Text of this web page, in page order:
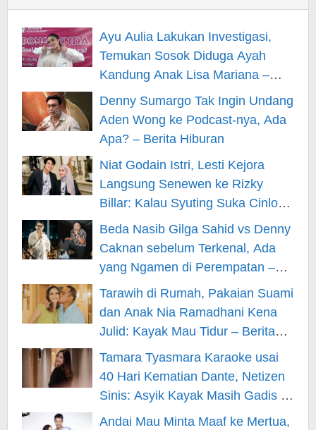
Ayu Aulia Lakukan Investigasi,
Temukan Sosok Diduga Ayah
Kandung Anak Lisa Mariana –
Berita Hiburan
Denny Sumargo Tak Ingin Undang
Aden Wong ke Podcast-nya, Ada
Apa? – Berita Hiburan
Niat Godain Istri, Lesti Kejora
Langsung Senewen ke Rizky
Billar: Kalau Syuting Suka Cinlok?
– Berita Hiburan
Beda Nasib Gilga Sahid vs Denny
Caknan sebelum Terkenal, Ada
yang Ngamen di Perempatan –
Berita Hiburan
Tarawih di Rumah, Pakaian Suami
dan Anak Nia Ramadhani Kena
Julid: Kayak Mau Tidur – Berita
Hiburan
Tamara Tyasmara Karaoke usai
40 Hari Kematian Dante, Netizen
Sinis: Asyik Kayak Masih Gadis –
Berita Hiburan
Andai Mau Minta Maaf ke Mertua,